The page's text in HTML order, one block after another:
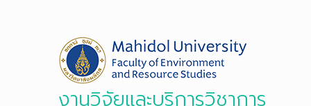
งานวิจัยและบริการวิชาการ